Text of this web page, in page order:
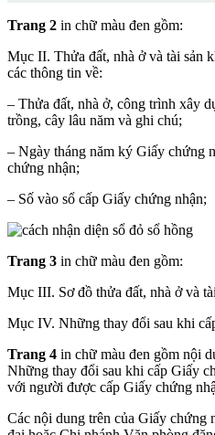
Trang 2 in chữ màu đen gồm:
Mục II. Thửa đất, nhà ở và tài sản
các thông tin về:
– Thửa đất, nhà ở, công trình xây
trồng, cây lâu năm và ghi chú;
– Ngày tháng năm ký Giấy chứng
chứng nhận;
– Số vào sổ cấp Giấy chứng nhận;
Trang 3 in chữ màu đen gồm:
Mục III. Sơ đồ thửa đất, nhà ở và
Mục IV. Những thay đổi sau khi
Trang 4 in chữ màu đen gồm nội
Những thay đổi sau khi cấp Giấy
với người được cấp Giấy chứng
Các nội dung trên của Giấy chứng